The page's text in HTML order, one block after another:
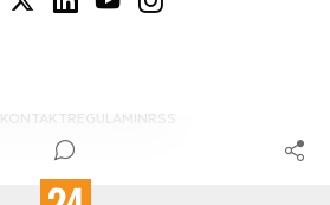
KONTAKTREGULAMINRSS